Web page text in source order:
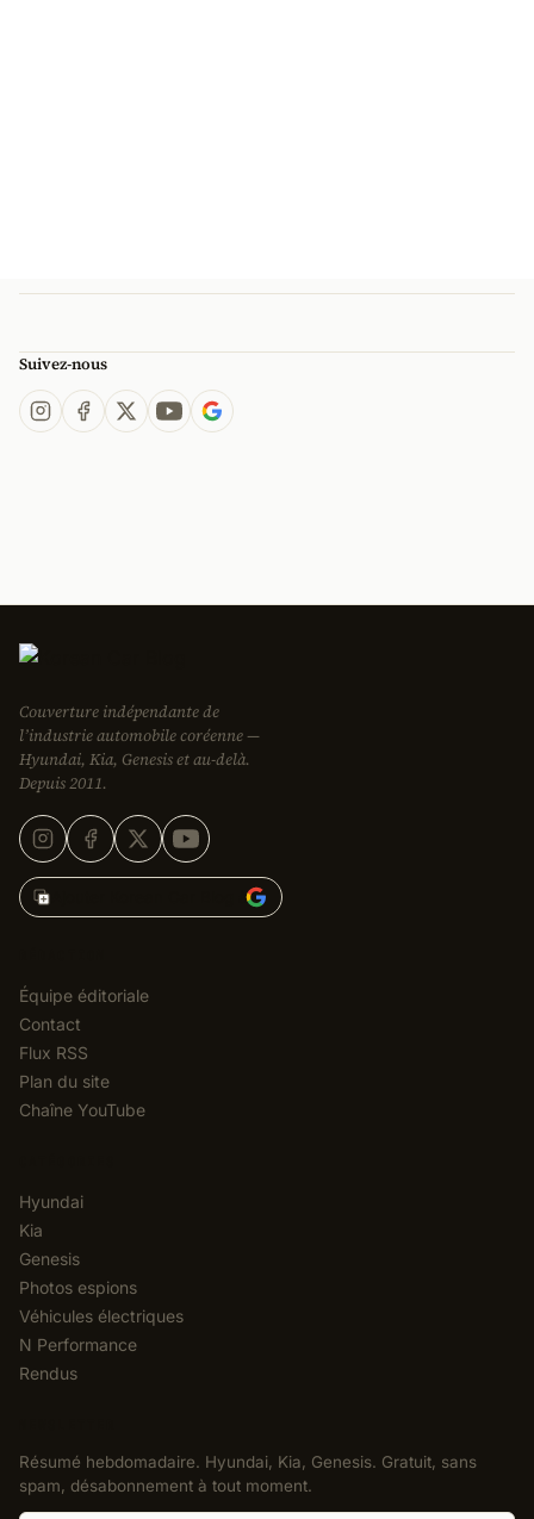
Suivez-nous
Couverture indépendante de
l’industrie automobile coréenne —
Hyundai, Kia, Genesis et au-delà.
Depuis 2011.
Ajouter Korean Car Blog à
Équipe éditoriale
Contact
Flux RSS
Plan du site
Chaîne YouTube
Hyundai
Kia
Genesis
Photos espions
Véhicules électriques
N Performance
Rendus
Résumé hebdomadaire. Hyundai, Kia, Genesis. Gratuit, sans
spam, désabonnement à tout moment.